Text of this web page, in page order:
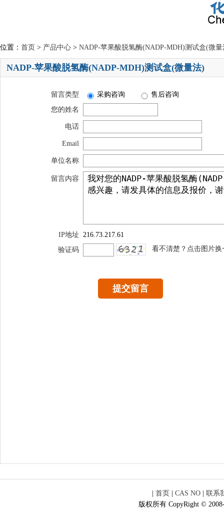
位置： 首页 > 产品中心 > NADP-苹果酸脱氢酶(NADP-MDH)测试盒(微量
NADP-苹果酸脱氢酶(NADP-MDH)测试盒(微量法)
留言类型 采购咨询
售后咨询
您的姓名
电话
Email
单位名称
留言内容
IP地址 216.73.217.61
验证码
看不清楚？点击图片换
首页 CAS NO
联系
版权所有 CopyRight ©